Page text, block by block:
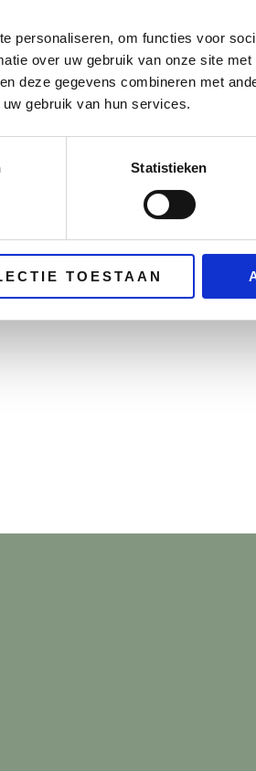
personaliseren, om functies voor
over uw gebruik van onze site
deze gegevens combineren met
gebruik van hun services.
Statistieken
TOESTAAN